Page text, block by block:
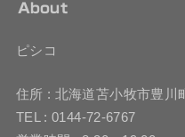
About
ピシコ
住所 : 北海道苫小牧市豊川
TEL : 0144-72-6767